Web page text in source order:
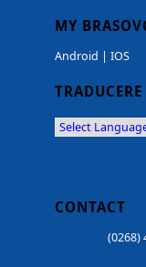
MY
Android | IOS
CONTACT
(0268)